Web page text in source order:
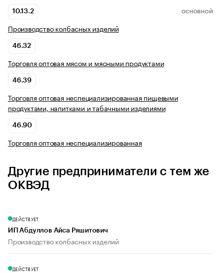
10.13.2 ОСНОВНОЙ
Производство колбасных изделий
46.32
Торговля оптовая мясом и мясными продуктами
46.39
Торговля оптовая неспециализированная пищевыми
продуктами, напитками и табачными изделиями
46.90
Торговля оптовая неспециализированная
Другие предприниматели с тем же
ОКВЭД
ДЕЙСТВУЕТ
ИП Абдуллов Айса Ряшитович
Производство колбасных изделий
ДЕЙСТВУЕТ